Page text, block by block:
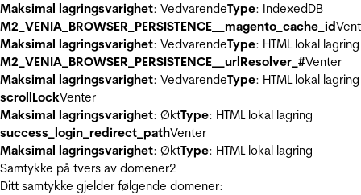
Maksimal lagringsvarighet: VedvarendeType: IndexedDB
M2_VENIA_BROWSER_PERSISTENCE__magento_cache_id
Maksimal lagringsvarighet: VedvarendeType: HTML lokal lagring
M2_VENIA_BROWSER_PERSISTENCE__urlResolver_#Venter
Maksimal lagringsvarighet: VedvarendeType: HTML lokal lagring
scrollLockVenter
Maksimal lagringsvarighet: ØktType: HTML lokal lagring
success_login_redirect_pathVenter
Maksimal lagringsvarighet: ØktType: HTML lokal lagring
Samtykke på tvers av domener2
Ditt samtykke gjelder følgende domener: